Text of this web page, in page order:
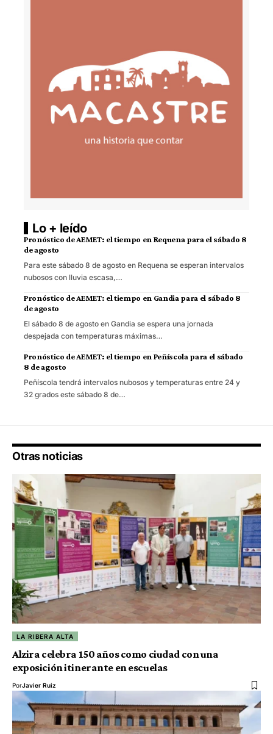
Lo + leído
Pronóstico de AEMET: el tiempo en Requena para el sábado 8
de agosto
Para este sábado 8 de agosto en Requena se esperan intervalos
nubosos con lluvia escasa,…
Pronóstico de AEMET: el tiempo en Gandia para el sábado 8
de agosto
El sábado 8 de agosto en Gandia se espera una jornada
despejada con temperaturas máximas…
Pronóstico de AEMET: el tiempo en Peñíscola para el sábado
8 de agosto
Peñíscola tendrá intervalos nubosos y temperaturas entre 24 y
32 grados este sábado 8 de…
Otras noticias
LA RIBERA ALTA
Alzira celebra 150 años como ciudad con una
exposición itinerante en escuelas
PorJavier Ruiz